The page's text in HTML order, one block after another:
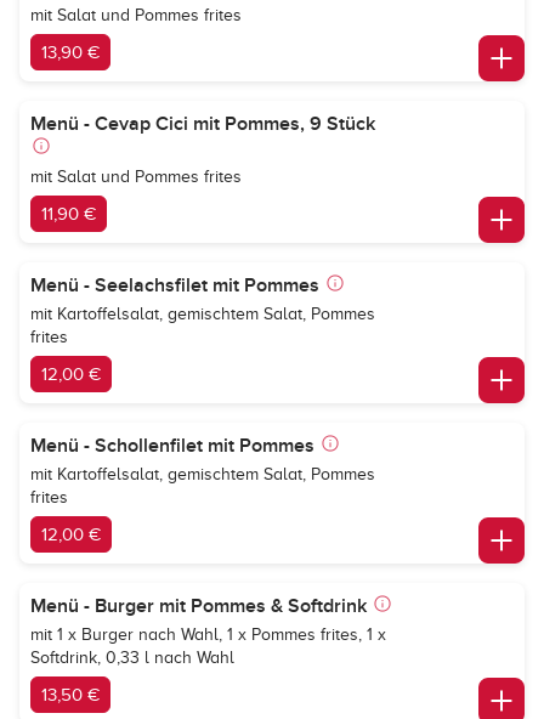
mit Salat und Pommes frites
13,90 €
Menü - Cevap Cici mit Pommes, 9 Stück
mit Salat und Pommes frites
11,90 €
Menü - Seelachsfilet mit Pommes
mit Kartoffelsalat, gemischtem Salat, Pommes
frites
12,00 €
Menü - Schollenfilet mit Pommes
mit Kartoffelsalat, gemischtem Salat, Pommes
frites
12,00 €
Menü - Burger mit Pommes & Softdrink
mit 1 x Burger nach Wahl, 1 x Pommes frites, 1 x
Softdrink, 0,33 l nach Wahl
13,50 €